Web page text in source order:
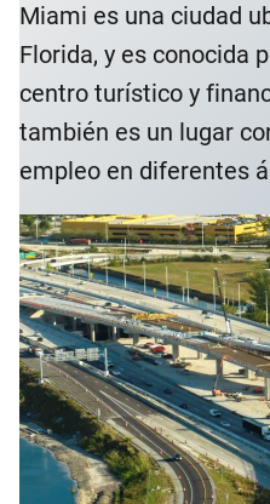
Miami es una ciudad
Florida, y es conocida
centro turístico y
también es un lugar
empleo en diferentes